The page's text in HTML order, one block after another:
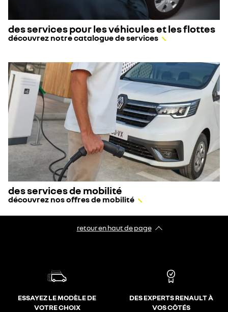
des services pour les véhicules et les flottes
découvrez notre catalogue de services
des services de mobilité
découvrez nos offres de mobilité
retour en haut de page​
ESSAYEZ LE MODÈLE DE
VOTRE CHOIX
DES EXPERTS RENAULT À
VOS CÔTÉS